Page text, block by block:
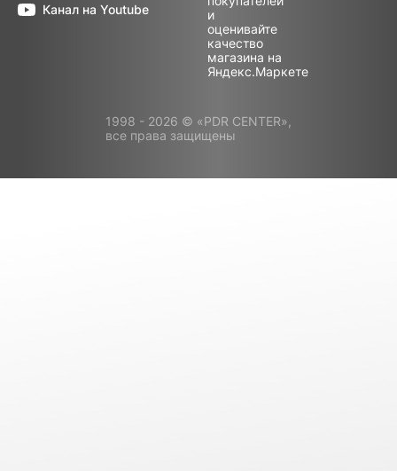
Канал на Youtube
1998 - 2026 © «PDR CENTER»,
все права защищены